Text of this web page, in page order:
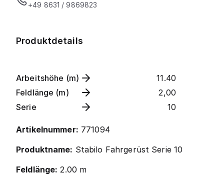
+49 8631 / 9869823
Produktdetails
Arbeitshöhe (m)
11.40
Feldlänge (m)
2,00
Serie
10
Artikelnummer: 771094
Produktname: Stabilo Fahrgerüst Serie 10
Feldlänge: 2.00 m